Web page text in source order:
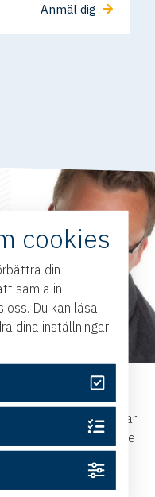
Anmäl dig
Skoog berättar om
vilka krav det ställer
med förändringar
öppenhet, förtroende
cookies
din
samla in
Du kan läsa
dina inställningar